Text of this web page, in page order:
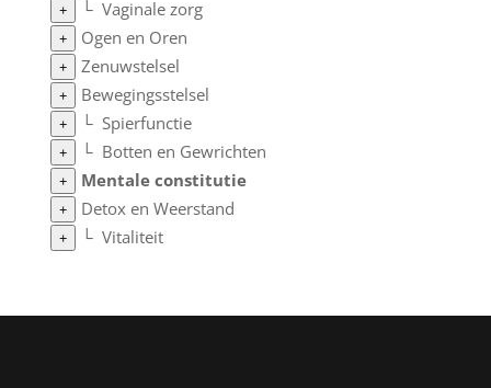
+ └ Vaginale zorg
+ Ogen en Oren
+ Zenuwstelsel
+ Bewegingsstelsel
+ └ Spierfunctie
+ └ Botten en Gewrichten
+ Mentale constitutie
+ Detox en Weerstand
+ └ Vitaliteit